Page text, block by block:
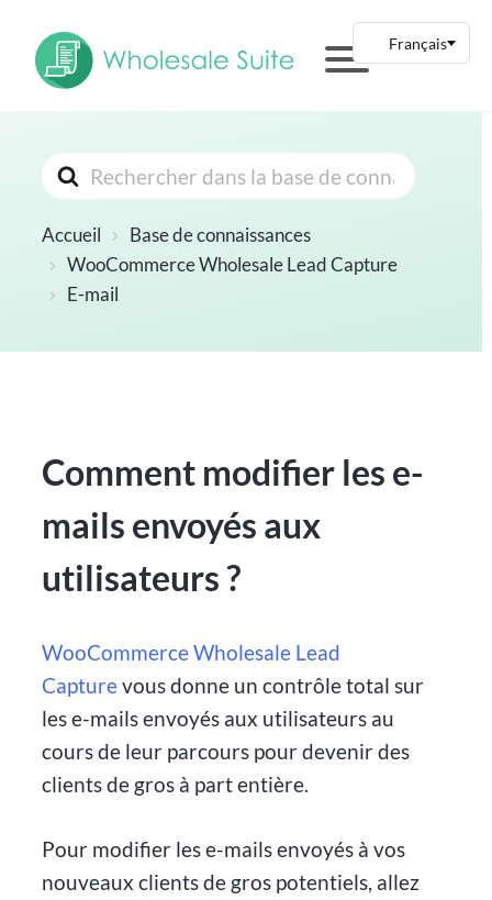
Rechercher
Accueil
Base de connaissances
WooCommerce Wholesale Lead Capture
E-mail
Comment modifier les e-
mails envoyés aux
utilisateurs ?
WooCommerce Wholesale Lead
Capturevous donne un contrôle total sur
les e-mails envoyés aux utilisateurs au
cours de leur parcours pour devenir des
clients de gros à part entière.
Pour modifier les e-mails envoyés à vos
nouveaux clients de gros potentiels, allez